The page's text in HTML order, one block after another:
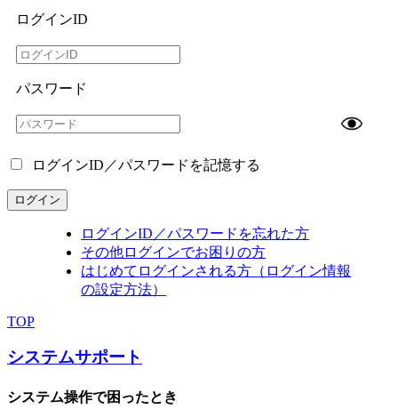
ログインID
パスワード
ログインID／パスワードを記憶する
ログイン
ログインID／パスワードを忘れた方
その他ログインでお困りの方
はじめてログインされる方（ログイン情報
の設定方法）
TOP
システムサポート
システム操作で困ったとき